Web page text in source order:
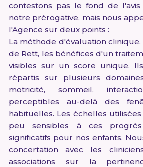
contestons pas le fond de
notre prérogative, mais nous
l'Agence sur deux points :
La méthode d'évaluation
de Rett, les bénéfices d'un
visibles sur un score unique.
répartis sur plusieurs
motricité, sommeil,
perceptibles au-delà des
habituelles. Les échelles utilisées
peu sensibles à ces
significatifs pour nos enfants.
concertation avec les
associations sur la